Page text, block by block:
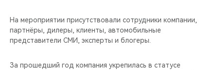
НАШИ МЕРОПРИЯТИЯ
На мероприятии присутствовали сотрудники компании,
партнёры, дилеры, клиенты, автомобильные
представители СМИ, эксперты и блогеры.
За прошедший год компания укрепилась в статусе